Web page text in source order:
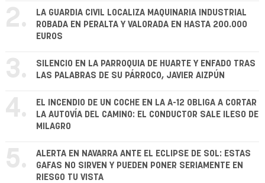
2.
LA GUARDIA CIVIL LOCALIZA MAQUINARIA INDUSTRIAL
ROBADA EN PERALTA Y VALORADA EN HASTA 200.000
EUROS
3.
SILENCIO EN LA PARROQUIA DE HUARTE Y ENFADO TRAS
LAS PALABRAS DE SU PÁRROCO, JAVIER AIZPÚN
4.
EL INCENDIO DE UN COCHE EN LA A-12 OBLIGA A CORTAR
LA AUTOVÍA DEL CAMINO: EL CONDUCTOR SALE ILESO DE
MILAGRO
5.
ALERTA EN NAVARRA ANTE EL ECLIPSE DE SOL: ESTAS
GAFAS NO SIRVEN Y PUEDEN PONER SERIAMENTE EN
RIESGO TU VISTA